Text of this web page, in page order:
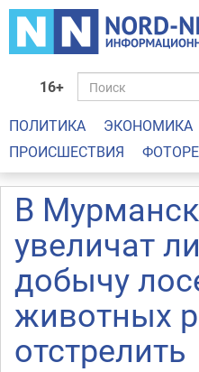
16+
ПОЛИТИКА ЭКОНОМИКА
ПРОИСШЕСТВИЯ
В
увеличат
добычу
животных
отстрелить